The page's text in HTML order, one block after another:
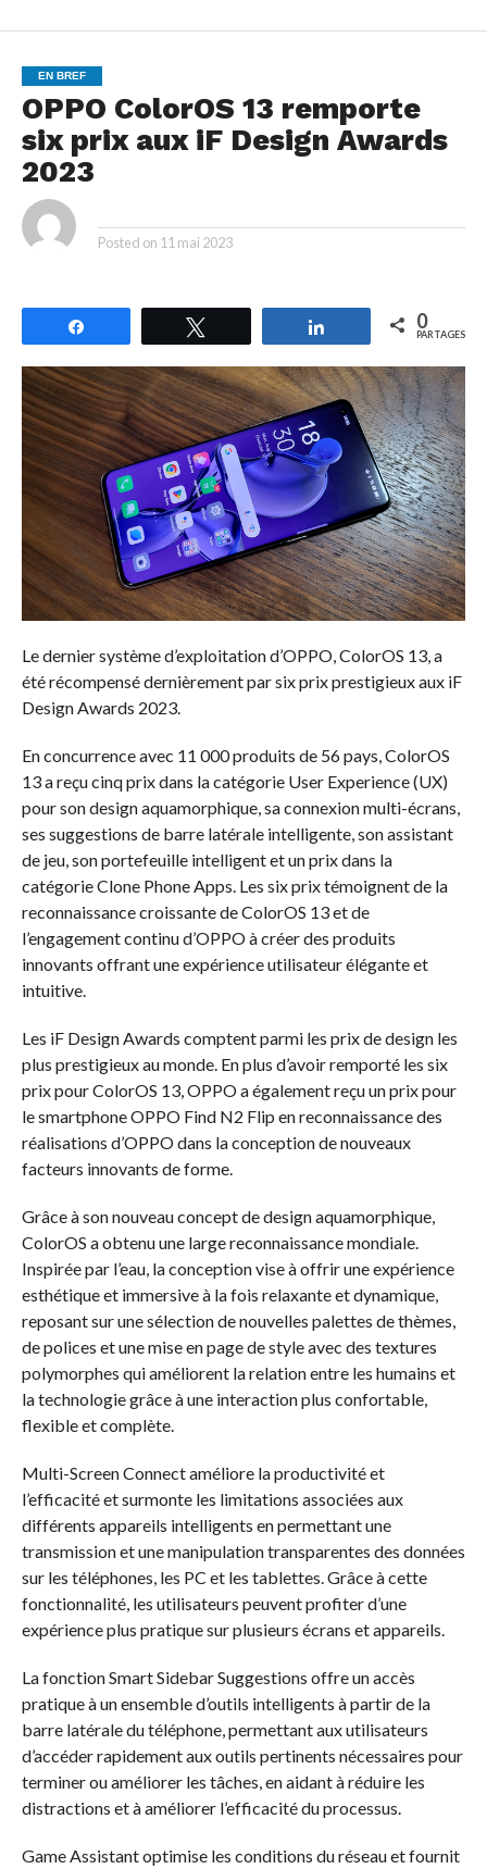
EN BREF
OPPO ColorOS 13 remporte
six prix aux iF Design Awards
2023
Posted on 11 mai 2023
Partagez 0
PARTAGES
Le dernier système d’exploitation d’OPPO, ColorOS 13, a
été récompensé dernièrement par six prix prestigieux aux iF
Design Awards 2023.
En concurrence avec 11 000 produits de 56 pays, ColorOS
13 a reçu cinq prix dans la catégorie User Experience (UX)
pour son design aquamorphique, sa connexion multi-écrans,
ses suggestions de barre latérale intelligente, son assistant
de jeu, son portefeuille intelligent et un prix dans la
catégorie Clone Phone Apps. Les six prix témoignent de la
reconnaissance croissante de ColorOS 13 et de
l’engagement continu d’OPPO à créer des produits
innovants offrant une expérience utilisateur élégante et
intuitive.
Les iF Design Awards comptent parmi les prix de design les
plus prestigieux au monde. En plus d’avoir remporté les six
prix pour ColorOS 13, OPPO a également reçu un prix pour
le smartphone OPPO Find N2 Flip en reconnaissance des
réalisations d’OPPO dans la conception de nouveaux
facteurs innovants de forme.
Grâce à son nouveau concept de design aquamorphique,
ColorOS a obtenu une large reconnaissance mondiale.
Inspirée par l’eau, la conception vise à offrir une expérience
esthétique et immersive à la fois relaxante et dynamique,
reposant sur une sélection de nouvelles palettes de thèmes,
de polices et une mise en page de style avec des textures
polymorphes qui améliorent la relation entre les humains et
la technologie grâce à une interaction plus confortable,
flexible et complète.
Multi-Screen Connect améliore la productivité et
l’efficacité et surmonte les limitations associées aux
différents appareils intelligents en permettant une
transmission et une manipulation transparentes des données
sur les téléphones, les PC et les tablettes. Grâce à cette
fonctionnalité, les utilisateurs peuvent profiter d’une
expérience plus pratique sur plusieurs écrans et appareils.
La fonction Smart Sidebar Suggestions offre un accès
pratique à un ensemble d’outils intelligents à partir de la
barre latérale du téléphone, permettant aux utilisateurs
d’accéder rapidement aux outils pertinents nécessaires pour
terminer ou améliorer les tâches, en aidant à réduire les
distractions et à améliorer l’efficacité du processus.
Game Assistant optimise les conditions du réseau et fournit